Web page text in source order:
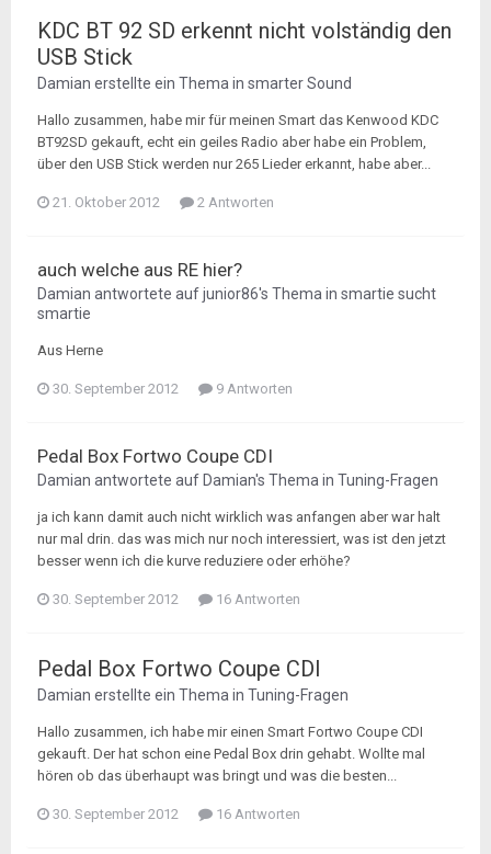
KDC BT 92 SD erkennt nicht volständig den
USB Stick
Damian erstellte ein Thema in smarter Sound
Hallo zusammen, habe mir für meinen Smart das Kenwood KDC
BT92SD gekauft, echt ein geiles Radio aber habe ein Problem,
über den USB Stick werden nur 265 Lieder erkannt, habe aber...
21. Oktober 2012 2 Antworten
auch welche aus RE hier?
Damian antwortete aufjunior86's Thema in smartie sucht
smartie
Aus Herne
30. September 2012 9 Antworten
Pedal Box Fortwo Coupe CDI
Damian antwortete auf Damian's Thema in Tuning-Fragen
ja ich kann damit auch nicht wirklich was anfangen aber war halt
nur mal drin. das was mich nur noch interessiert, was ist den jetzt
besser wenn ich die kurve reduziere oder erhöhe?
30. September 2012 16 Antworten
Pedal Box Fortwo Coupe CDI
Damian erstellte ein Thema in Tuning-Fragen
Hallo zusammen, ich habe mir einen Smart Fortwo Coupe CDI
gekauft. Der hat schon eine Pedal Box drin gehabt. Wollte mal
hören ob das überhaupt was bringt und was die besten...
30. September 2012 16 Antworten